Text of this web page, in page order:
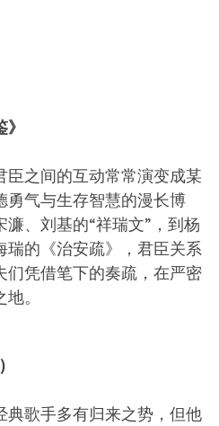
之间的互动常常演变成某
勇气与生存智慧的漫长博
、刘基的“祥瑞文”，到杨
的《治安疏》，君臣关系
们凭借笔下的奏疏，在严密
。
典歌手多有归来之势，但他